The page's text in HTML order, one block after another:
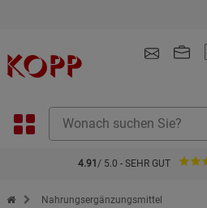
4.91 / 5.0 - SEHR GUT
Zur Startseite des Kopp Verlag Online-Shop
Nahrungsergänzungsmittel